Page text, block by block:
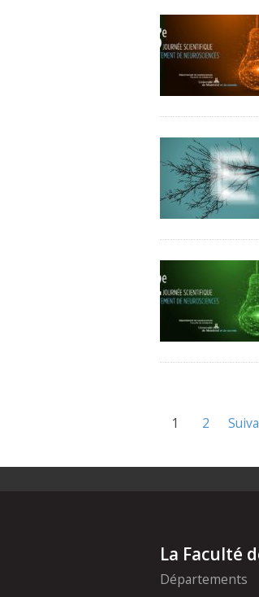
1 2
La Faculté
Départements